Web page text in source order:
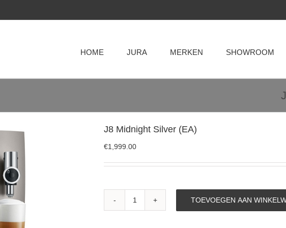
HOME JURA MERKEN SHOWROOM
J8 Midnight Silver (EA)
€1,999.00
J8
TOEVOEGEN AAN